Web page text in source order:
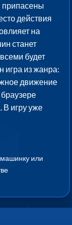
припасены
действия
на
станет
будет
игра из жанра:
движение
В игру уже
или